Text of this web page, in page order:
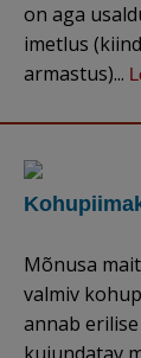
on aga
imetlus
armastus)...
Mõnusa
valmiv
annab